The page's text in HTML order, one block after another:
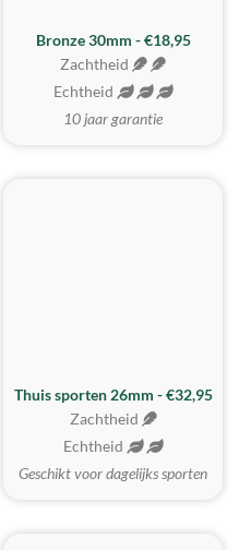
BESTE KOOP
Bronze 30mm - €18,95
Zachtheid
Echtheid
10 jaar garantie
Thuis sporten 26mm - €32,95
Zachtheid
Echtheid
Geschikt voor dagelijks sporten